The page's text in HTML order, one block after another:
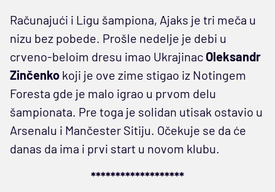
Računajući i Ligu šampiona, Ajaks je tri meča u
nizu bez pobede. Prošle nedelje je debi u
crveno-beloim dresu imao Ukrajinac Oleksandr
Zinčenko koji je ove zime stigao iz Notingem
Foresta gde je malo igrao u prvom delu
šampionata. Pre toga je solidan utisak ostavio u
Arsenalu i Mančester Sitiju. Očekuje se da će
danas da ima i prvi start u novom klubu.
*******************